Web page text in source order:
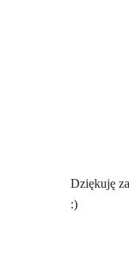
Dziękuję
:)